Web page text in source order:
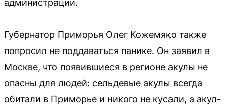
администрации.
Губернатор Приморья Олег Кожемяко также
попросил не поддаваться панике. Он заявил в
Москве, что появившиеся в регионе акулы не
опасны для людей: сельдевые акулы всегда
обитали в Приморье и никого не кусали, а акул-